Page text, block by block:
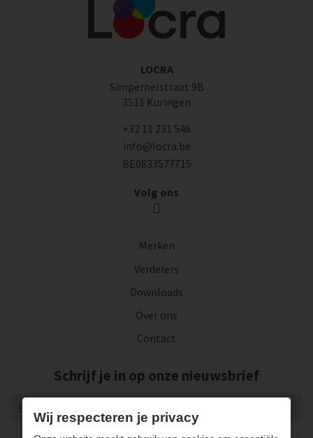
LOCRA
Simpernelstraat 9B
3511 Kuringen
+32 11 231 546
info@locra.be
BE0833577715
Volg ons
Merken
Verdelers
Downloads
Over ons
Contact
Schrijf je in op onze nieuwsbrief
Wij respecteren je privacy